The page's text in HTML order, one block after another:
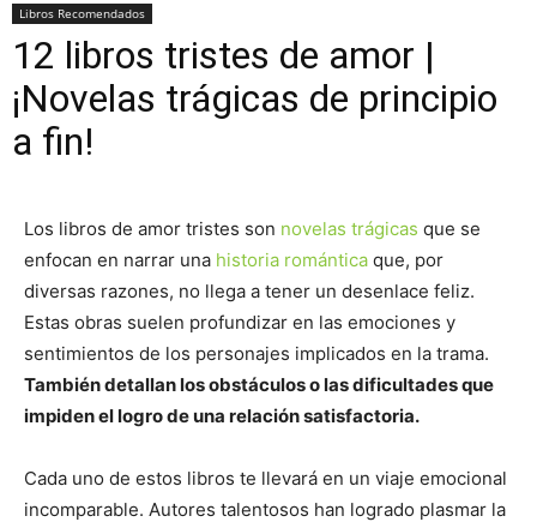
Libros Recomendados
12 libros tristes de amor |
¡Novelas trágicas de principio
a fin!
Los libros de amor tristes son novelas trágicas que se
enfocan en narrar una historia romántica que, por
diversas razones, no llega a tener un desenlace feliz.
Estas obras suelen profundizar en las emociones y
sentimientos de los personajes implicados en la trama.
También detallan los obstáculos o las dificultades que
impiden el logro de una relación satisfactoria.
Cada uno de estos libros te llevará en un viaje emocional
incomparable. Autores talentosos han logrado plasmar la